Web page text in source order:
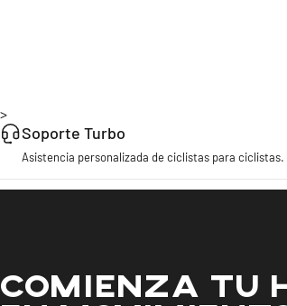
Soporte Turbo
Asistencia personalizada de ciclistas para ciclistas.
COMIENZA TU
>